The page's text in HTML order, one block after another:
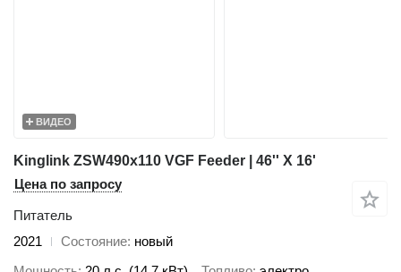
ВИДЕО
Kinglink ZSW490x110 VGF Feeder | 46'' X 16'
Цена по запросу
Питатель
2021
Состояние новый